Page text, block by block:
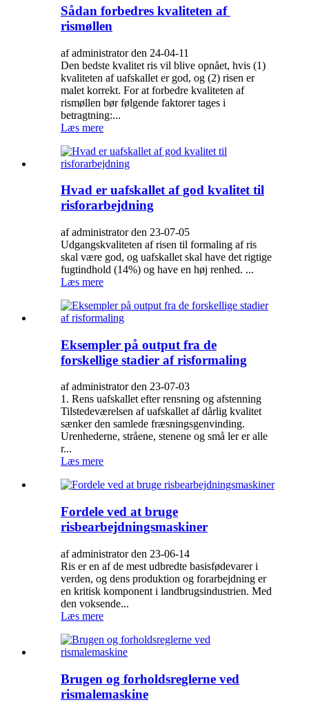
Sådan forbedres kvaliteten af ​​
rismøllen
af administrator den 24-04-11
Den bedste kvalitet ris vil blive opnået, hvis (1)
kvaliteten af ​​uafskallet er god, og (2) risen er
malet korrekt. For at forbedre kvaliteten af ​​
rismøllen bør følgende faktorer tages i
betragtning:...
Læs mere
Hvad er uafskallet af god kvalitet til
risforarbejdning
af administrator den 23-07-05
Udgangskvaliteten af ​​risen til formaling af ris
skal være god, og uafskallet skal have det rigtige
fugtindhold (14%) og have en høj renhed. ...
Læs mere
Eksempler på output fra de
forskellige stadier af risformaling
af administrator den 23-07-03
1. Rens uafskallet efter rensning og afstenning
Tilstedeværelsen af ​​uafskallet af dårlig kvalitet
sænker den samlede fræsningsgenvinding.
Urenhederne, stråene, stenene og små ler er alle
r...
Læs mere
Fordele ved at bruge
risbearbejdningsmaskiner
af administrator den 23-06-14
Ris er en af ​​de mest udbredte basisfødevarer i
verden, og dens produktion og forarbejdning er
en kritisk komponent i landbrugsindustrien. Med
den voksende...
Læs mere
Brugen og forholdsreglerne ved
rismalemaskine